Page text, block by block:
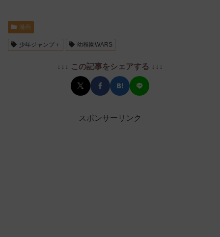
漫画
少年ジャンプ＋ 幼稚園WARS
↓↓↓ この記事をシェアする ↓↓↓
スポンサーリンク